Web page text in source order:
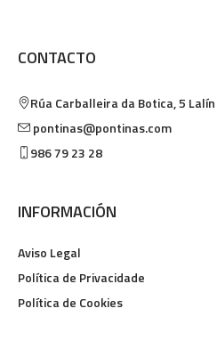
CONTACTO
Rúa Carballeira da Botica, 5 Lalín
pontinas@pontinas.com
986 79 23 28
INFORMACIÓN
Aviso Legal
Política de Privacidade
Política de Cookies